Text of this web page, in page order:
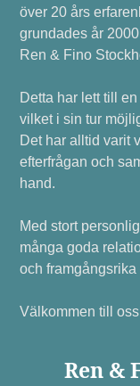
över 20 års
grundades år
Ren & Fino
Detta har lett till
vilket i sin tur
Det har alltid varit
efterfrågan och
hand.
Med stort
många goda
och framgångsrika
Välkommen till
Ren &